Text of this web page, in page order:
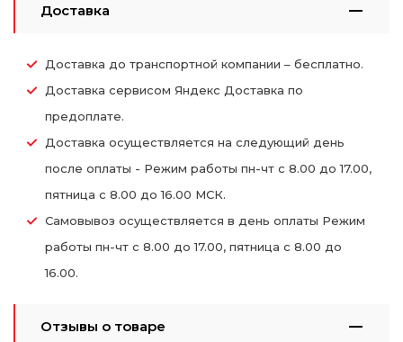
Доставка
Доставка до транспортной компании – бесплатно.
Доставка сервисом Яндекс Доставка по
предоплате.
Доставка осуществляется на следующий день
после оплаты - Режим работы пн-чт с 8.00 до 17.00,
пятница с 8.00 до 16.00 МСК.
Самовывоз осуществляется в день оплаты Режим
работы пн-чт с 8.00 до 17.00, пятница с 8.00 до
16.00.
Отзывы о товаре